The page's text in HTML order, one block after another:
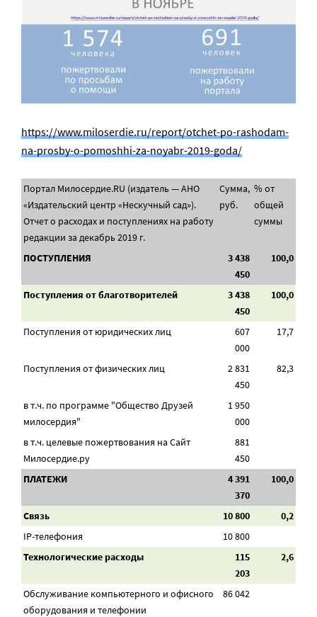
https://www.miloserdie.ru/report/otchet-po-rashodam-
na-prosby-o-pomoshhi-za-noyabr-2019-goda/
Портал Милосердие.RU (издатель — АНО
«Издательский центр «Нескучный сад»).
Отчет о расходах и поступлениях на работу
редакции за декабрь 2019 г.
Сумма,
руб.
% от
общей
суммы
ПОСТУПЛЕНИЯ
3 438
450
100,0
Поступления от благотворителей
3 438
450
100,0
Поступления от юридических лиц
607
000
17,7
Поступления от физических лиц
2 831
450
82,3
в т.ч. по программе "Общество Друзей
милосердия"
1 950
000
в т.ч. целевые пожертвования на Сайт
Милосердие.ру
881
450
ПЛАТЕЖИ
4 391
370
100,0
Связь 10 800
0,2
IP-телефония
10 800
Технологические расходы
115
203
2,6
Обслуживание компьютерного и офисного
оборудования и телефонии
86 042